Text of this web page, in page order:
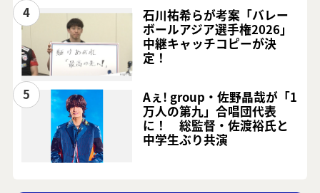
4
石川祐希らが考案「バレー
ボールアジア選手権2026」
中継キャッチコピーが決
定！
5
Aぇ! group・佐野晶哉が「1
万人の第九」合唱団代表
に！ 総監督・佐渡裕氏と
中学生ぶり共演